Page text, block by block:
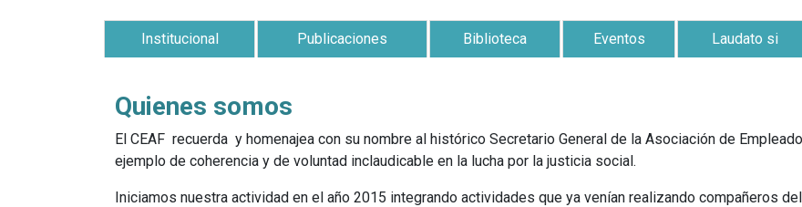
Institucional Publicaciones Biblioteca Eventos Laudato si
Quienes somos
El CEAF recuerda y homenajea con su nombre al histórico Secretario General de la Asociación de
ejemplo de coherencia y de voluntad inclaudicable en la lucha por la justicia social.
Iniciamos nuestra actividad en el año 2015 integrando actividades que ya venían realizando compañeros